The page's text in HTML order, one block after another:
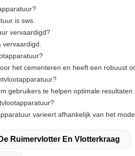
is sws.
vervaardigd?
het cementeren en heeft een robuust
gebruikers te helpen optimale
varieert afhankelijk van het
Ruimervlotter En Vlotterkraag